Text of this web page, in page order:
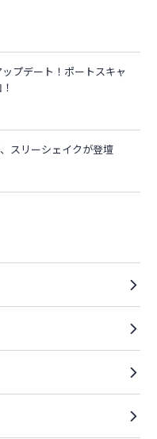
プデート！ポートスキャ
スリーシェイクが登壇